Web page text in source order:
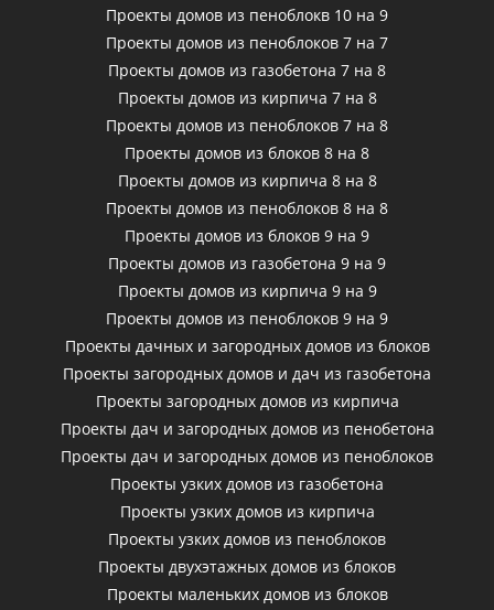
Проекты домов из пеноблокв 10 на 9
Проекты домов из пеноблоков 7 на 7
Проекты домов из газобетона 7 на 8
Проекты домов из кирпича 7 на 8
Проекты домов из пеноблоков 7 на 8
Проекты домов из блоков 8 на 8
Проекты домов из кирпича 8 на 8
Проекты домов из пеноблоков 8 на 8
Проекты домов из блоков 9 на 9
Проекты домов из газобетона 9 на 9
Проекты домов из кирпича 9 на 9
Проекты домов из пеноблоков 9 на 9
Проекты дачных и загородных домов из блоков
Проекты загородных домов и дач из газобетона
Проекты загородных домов из кирпича
Проекты дач и загородных домов из пенобетона
Проекты дач и загородных домов из пеноблоков
Проекты узких домов из газобетона
Проекты узких домов из кирпича
Проекты узких домов из пеноблоков
Проекты двухэтажных домов из блоков
Проекты маленьких домов из блоков